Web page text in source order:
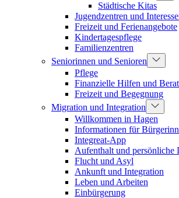
Städtische Kitas
Jugendzentren und
Freizeit und Ferienangebote
Kindertagespflege
Familienzentren
Seniorinnen und Senioren
Pflege
Finanzielle Hilfen und
Freizeit und Begegnung
Migration und Integration
Willkommen in Hagen
Informationen für
Integreat-App
Aufenthalt und persönliche
Flucht und Asyl
Ankunft und Integration
Leben und Arbeiten
Einbürgerung